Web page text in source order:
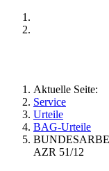
Aktuelle Seite:
Service
Urteile
BAG-Urteile
AZR 51/12